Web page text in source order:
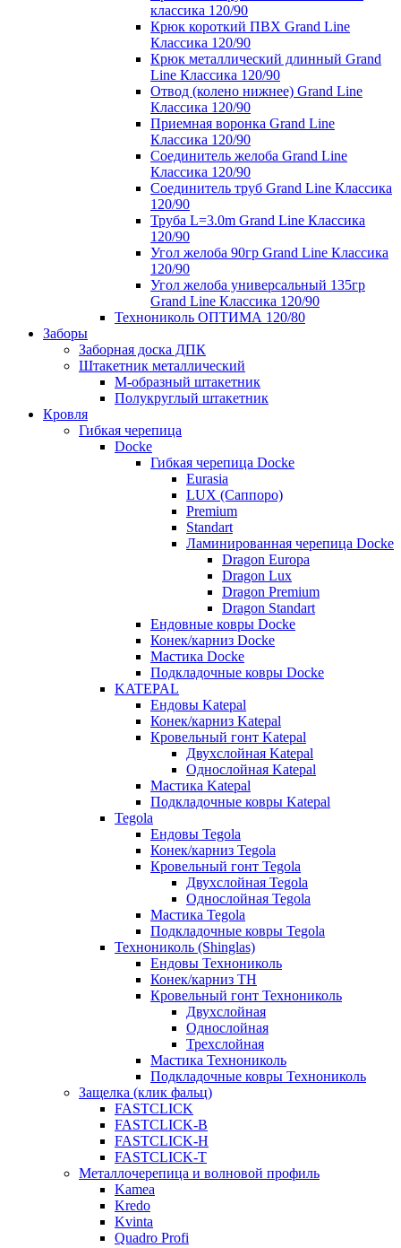
классика 120/90
Крюк короткий ПВХ Grand Line
Классика 120/90
Крюк металлический длинный Grand
Line Классика 120/90
Отвод (колено нижнее) Grand Line
Классика 120/90
Приемная воронка Grand Line
Классика 120/90
Соединитель желоба Grand Line
Классика 120/90
Соединитель труб Grand Line Классика
120/90
Труба L=3.0m Grand Line Классика
120/90
Угол желоба 90гр Grand Line Классика
120/90
Угол желоба универсальный 135гр
Grand Line Классика 120/90
Технониколь ОПТИМА 120/80
Заборы
Заборная доска ДПК
Штакетник металлический
М-образный штакетник
Полукруглый штакетник
Кровля
Гибкая черепица
Docke
Гибкая черепица Docke
Eurasia
LUX (Саппоро)
Premium
Standart
Ламинированная черепица Docke
Dragon Europa
Dragon Lux
Dragon Premium
Dragon Standart
Ендовные ковры Docke
Конек/карниз Docke
Мастика Docke
Подкладочные ковры Docke
KATEPAL
Ендовы Katepal
Конек/карниз Katepal
Кровельный гонт Katepal
Двухслойная Katepal
Однослойная Katepal
Мастика Katepal
Подкладочные ковры Katepal
Tegola
Ендовы Tegola
Конек/карниз Tegola
Кровельный гонт Tegola
Двухслойная Tegola
Однослойная Tegola
Мастика Tegola
Подкладочные ковры Tegola
Технониколь (Shinglas)
Ендовы Технониколь
Конек/карниз ТН
Кровельный гонт Технониколь
Двухслойная
Однослойная
Трехслойная
Мастика Технониколь
Подкладочные ковры Технониколь
Защелка (клик фальц)
FASTCLICK
FASTCLICK-B
FASTCLICK-H
FASTCLICK-T
Металлочерепица и волновой профиль
Kamea
Kredo
Kvinta
Quadro Profi